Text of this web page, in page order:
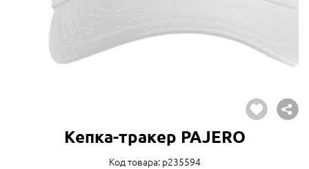
Кепка-тракер PAJERO
Код товара: p235594